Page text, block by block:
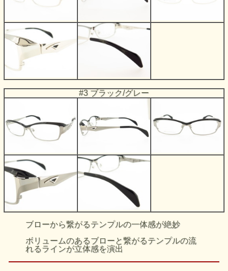
#3 ブラック/グレー
ブローから繋がるテンプルの一体感が絶妙
ボリュームのあるブローと繋がるテンプルの流
れるラインが立体感を演出